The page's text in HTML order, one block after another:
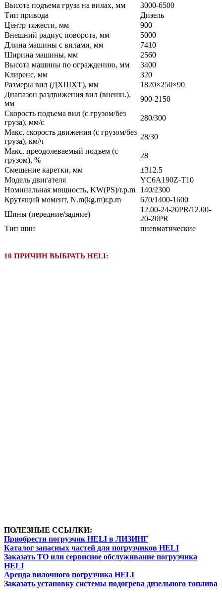
Высота подъема груза на вилах, мм
3000-6500
Тип привода
Дизель
Центр тяжести, мм
900
Внешний радиус поворота, мм
5000
Длина машины с вилами, мм
7410
Ширина машины, мм
2560
Высота машины по ограждению, мм
3400
Клиренс, мм
320
Размеры вил (ДXШXТ), мм
1820×250×90
Диапазон раздвижения вил (внешн.),
мм
900-2150
Скорость подъема вил (с грузом/без
груза), мм/с
280/300
Макс. скорость движения (с грузом/без
груза), км/ч
28/30
Макс. преодолеваемый подъем (с
грузом), %
28
Смещение каретки, мм
±312.5
Модель двигателя
YC6A190Z-T10
Номинальная мощность, KW(PS)/r.p.m
140/2300
Крутящий момент, N.m(kg.m)r.p.m
670/1400-1600
Шины (передние/задние)
12.00-24-20PR/12.00-
20-20PR
Тип шин
пневматические
10 ПРИЧИН ВЫБРАТЬ HELI:
ПОЛЕЗНЫЕ ССЫЛКИ:
Приобрести погрузчик HELI в ЛИЗИНГ
Каталог запасных частей для погрузчиков HELI
Заказать ТО или сервисное обслуживание погрузчика
HELI
Аренда вилочного погрузчика HELI
Заказать установку системы подогрева дизельного топлива